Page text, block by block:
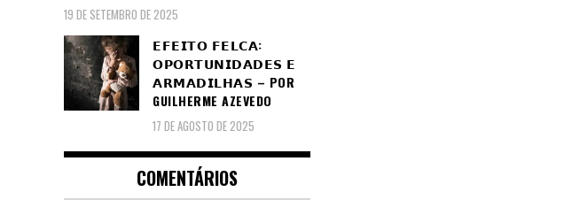
19 DE SETEMBRO DE 2025
𝗘𝗙𝗘𝗜𝗧𝗢 𝗙𝗘𝗟𝗖𝗔:
𝗢𝗣𝗢𝗥𝗧𝗨𝗡𝗜𝗗𝗔𝗗𝗘𝗦 𝗘
𝗔𝗥𝗠𝗔𝗗𝗜𝗟𝗛𝗔𝗦 – POR
GUILHERME AZEVEDO
17 DE AGOSTO DE 2025
COMENTÁRIOS